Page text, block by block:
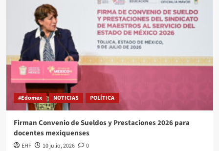
#Edomex NOTICIAS POLÍTICA
Firman Convenio de Sueldos y Prestaciones 2026 para
docentes mexiquenses
EHF 10 julio, 2026 0